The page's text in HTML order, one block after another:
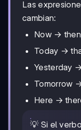
Las
cambian:
Now →
Today →
Yesterday
Tomorrow
Here →
💡 Si el